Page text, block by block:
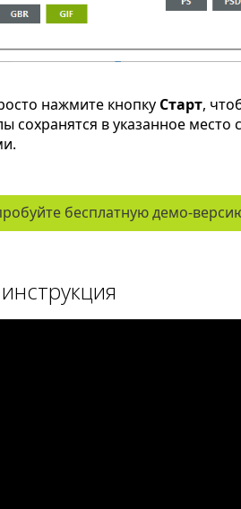
нажмите кнопку Старт,
сохранятся в указанное
бесплатную демо-